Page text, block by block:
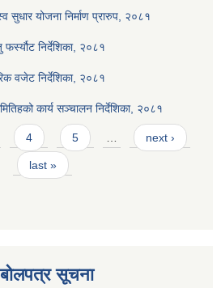
सुधार योजना निर्माण प्रारुप, २०८१
निर्देशिका, २०८१
वजेट निर्देशिका, २०८१
कार्य सञ्चालन निर्देशिका, २०८१
4 5 next ›
last »
सूचना